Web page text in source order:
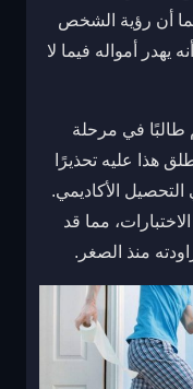
أن رؤية الشخص
يهدر أمواله فيما لا
طالبًا في مرحلة
هذا عليه تحذيرًا
الأكاديمي.
مما قد
منذ الصغر.